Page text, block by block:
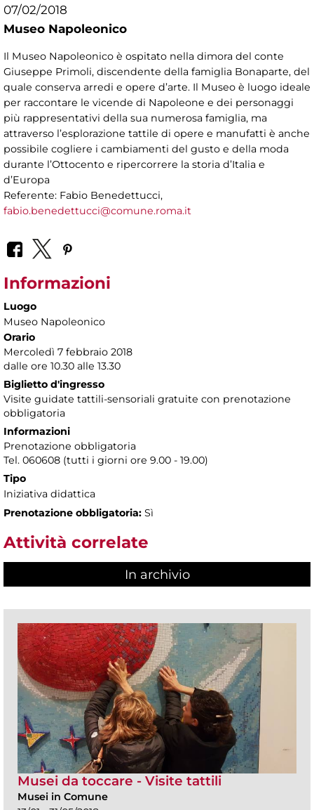
07/02/2018
Museo Napoleonico
Il Museo Napoleonico è ospitato nella dimora del conte
Giuseppe Primoli, discendente della famiglia Bonaparte, del
quale conserva arredi e opere d’arte. Il Museo è luogo ideale
per raccontare le vicende di Napoleone e dei personaggi
più rappresentativi della sua numerosa famiglia, ma
attraverso l’esplorazione tattile di opere e manufatti è anche
possibile cogliere i cambiamenti del gusto e della moda
durante l’Ottocento e ripercorrere la storia d’Italia e
d’Europa
Referente: Fabio Benedettucci,
fabio.benedettucci@comune.roma.it
Informazioni
Luogo
Museo Napoleonico
Orario
Mercoledì 7 febbraio 2018
dalle ore 10.30 alle 13.30
Biglietto d'ingresso
Visite guidate tattili-sensoriali gratuite con prenotazione
obbligatoria
Informazioni
Prenotazione obbligatoria
Tel. 060608 (tutti i giorni ore 9.00 - 19.00)
Tipo
Iniziativa didattica
Prenotazione obbligatoria: Sì
Attività correlate
In archivio
Musei da toccare - Visite tattili
Musei in Comune